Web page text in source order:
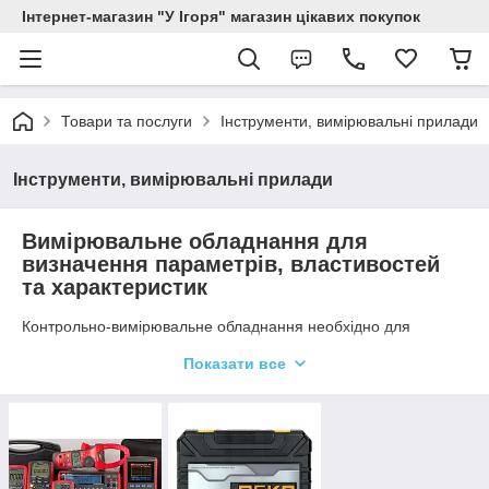
Інтернет-магазин "У Ігоря" магазин цікавих покупок
Товари та послуги Інструменти, вимірювальні прилади
Інструменти, вимірювальні прилади
Вимірювальне обладнання для
визначення параметрів, властивостей
та характеристик
Контрольно-вимірювальне обладнання необхідно для
величин. Без цих приладів неможливо обійтися в
Так, в побуті ми застосовуємо термометр для отримання
свідчень температури тіла людини та інших предметів
(наприклад, кулінарний, для води і рідин, навколишнього
Показати все